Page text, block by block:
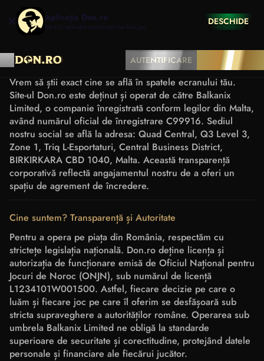
Aplicația Don.ro
Intră în aplicație pentru cel mai bun joc DESCHIDE
AUTENTIFICARE ÎNREGISTRARE
DESPRE NOI
Vrem să știi exact cine se află în spatele ecranului tău.
Site-ul Don.ro este deținut și operat de către Balkanix
Limited, o companie înregistrată conform legilor din Malta,
având numărul oficial de înregistrare C99916. Sediul
nostru social se află la adresa: Quad Central, Q3 Level 3,
Zone 1, Triq L-Esportaturi, Central Business District,
BIRKIRKARA CBD 1040, Malta. Această transparență
corporativă reflectă angajamentul nostru de a oferi un
spațiu de agrement de încredere.
Cine suntem? Transparență și Autoritate
Pentru a opera pe piața din România, respectăm cu
strictețe legislația națională. Don.ro deține licența și
autorizația de funcționare emisă de Oficiul Național pentru
Jocuri de Noroc (ONJN), sub numărul de licență
L1234101W001500. Astfel, fiecare decizie pe care o
luăm și fiecare joc pe care îl oferim se desfășoară sub
stricta supraveghere a autorităților române. Operarea sub
umbrela Balkanix Limited ne obligă la standarde
superioare de securitate și corectitudine, protejând datele
personale și financiare ale fiecărui jucător.